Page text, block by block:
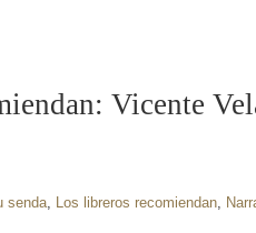
Vicente
senda, Los libreros recomiendan,